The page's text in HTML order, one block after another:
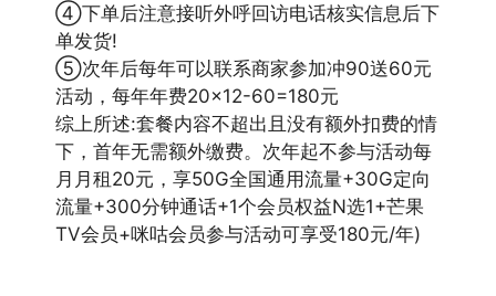
④下单后注意接听外呼回访电话核实信息后下
单发货!
⑤次年后每年可以联系商家参加冲90送60元
活动，每年年费20×12-60=180元
综上所述:套餐内容不超出且没有额外扣费的情
下，首年无需额外缴费。次年起不参与活动每
月月租20元，享50G全国通用流量+30G定向
流量+300分钟通话+1个会员权益N选1+芒果
TV会员+咪咕会员参与活动可享受180元/年)